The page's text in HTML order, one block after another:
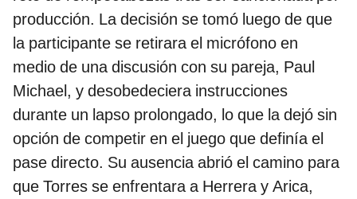
producción. La decisión se tomó luego de que
la participante se retirara el micrófono en
medio de una discusión con su pareja, Paul
Michael, y desobedeciera instrucciones
durante un lapso prolongado, lo que la dejó sin
opción de competir en el juego que definía el
pase directo. Su ausencia abrió el camino para
que Torres se enfrentara a Herrera y Arica,